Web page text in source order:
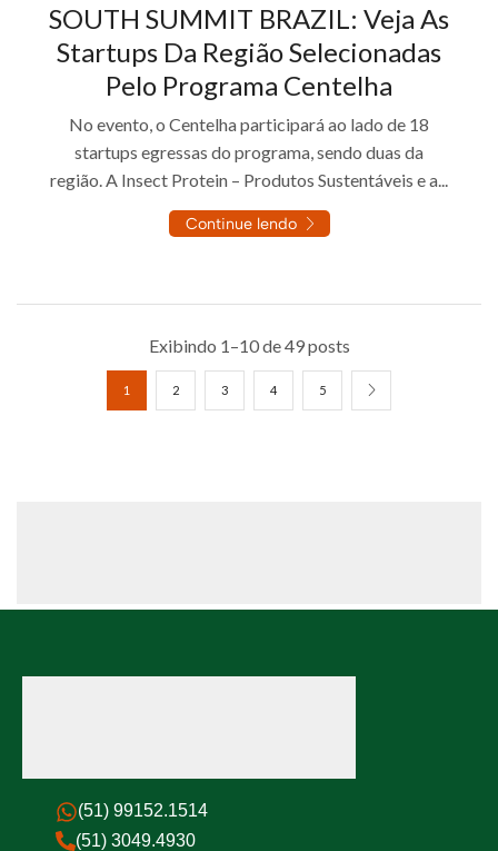
SOUTH SUMMIT BRAZIL: Veja As
Startups Da Região Selecionadas
Pelo Programa Centelha
No evento, o Centelha participará ao lado de 18
startups egressas do programa, sendo duas da
região. A Insect Protein – Produtos Sustentáveis e a...
Continue lendo
Exibindo 1–10 de 49 posts
1 2 3 4 5
(51) 99152.1514
(51) 3049.4930